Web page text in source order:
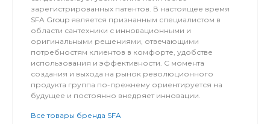
зарегистрированных патентов. В настоящее время
SFA Group является признанным специалистом в
области сантехники с инновационными и
оригинальными решениями, отвечающими
потребностям клиентов в комфорте, удобстве
использования и эффективности. С момента
создания и выхода на рынок революционного
продукта группа по-прежнему ориентируется на
будущее и постоянно внедряет инновации.
Все товары бренда SFA